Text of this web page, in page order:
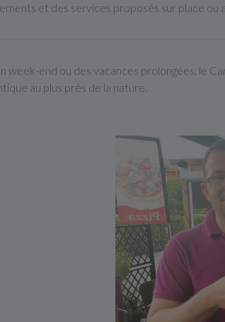
et des services proposés sur place ou
week-end ou des vacances prolongées, le
au plus près de la nature.